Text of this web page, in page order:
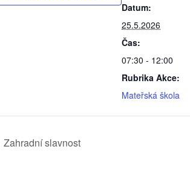
Datum:
25.5.2026
Čas:
07:30 - 12:00
Rubrika Akce:
Mateřská škola
Zahradní slavnost